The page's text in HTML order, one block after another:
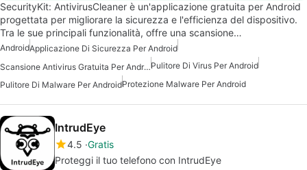
SecurityKit: AntivirusCleaner è un'applicazione gratuita per Android
progettata per migliorare la sicurezza e l'efficienza del dispositivo.
Tra le sue principali funzionalità, offre una scansione…
AndroidApplicazione Di Sicurezza Per Android
Scansione Antivirus Gratuita Per AndroidPulitore Di Virus Per Android
Pulitore Di Malware Per AndroidProtezione Malware Per Android
IntrudEye
4.5 Gratis
Proteggi il tuo telefono con IntrudEye